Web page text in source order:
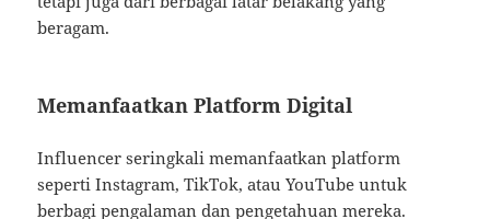
beragam.
Memanfaatkan Platform Digital
Influencer seringkali memanfaatkan platform
seperti Instagram, TikTok, atau YouTube untuk
berbagi pengalaman dan pengetahuan mereka.